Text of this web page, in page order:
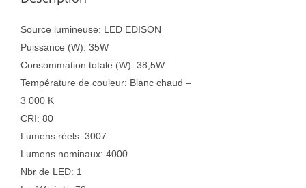
Source lumineuse: LED EDISON
Puissance (W): 35W
Consommation totale (W): 38,5W
Température de couleur: Blanc chaud –
3 000 K
CRI: 80
Lumens réels: 3007
Lumens nominaux: 4000
Nbr de LED: 1